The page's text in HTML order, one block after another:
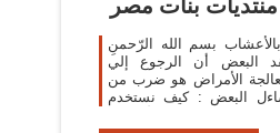
بسم الله الرّحمنِ
البعض أن الرجوع إلي
الأمراض هو ضرب من
البعض : کيف نستخدم